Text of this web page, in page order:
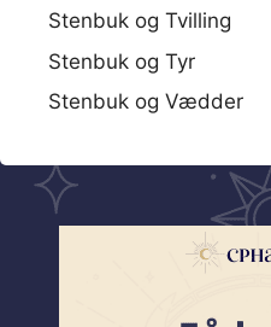
Stenbuk og Tvilling
Stenbuk og Tyr
Stenbuk og Vædder